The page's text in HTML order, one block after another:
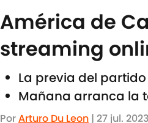
América de
streaming
La previa del
Mañana arranca la
PorArturo Du Leon | 27 jul. 2023